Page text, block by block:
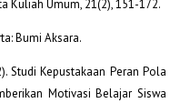
Kuliah Umum, 21(2), 151-172.
Bumi Aksara.
Studi Kepustakaan Peran Pola
Motivasi Belajar Siswa